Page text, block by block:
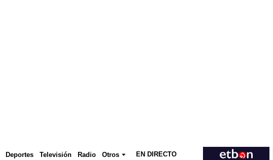
Deportes Televisión Radio Otros EN DIRECTO